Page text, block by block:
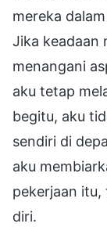
mereka
Jika keadaan
menangani
aku tetap
begitu, aku
sendiri di
aku
pekerjaan
diri.